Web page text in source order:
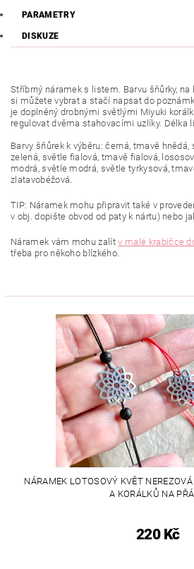
PARAMETRY
DISKUZE
Stříbrný náramek s listem. Barvu šňůrky, na
si můžete vybrat a stačí napsat do
je doplněný drobnými světlými Miyuki
regulovat dvěma stahovacími uzlíky. Délka
Barvy šňůrek k výběru:černá, tmavě hnědá,
zelená, světle fialová, tmavě fialová,
modrá, světle modrá, světle tyrkysová,
zlatavobéžová.
TIP: Náramek mohu připravit také v
v obj. dopište obvod od paty k nártu) nebo
Náramek vám mohu zalítv malé krabičce
třeba pro někoho blízkého.
NÁRAMEK LOTOSOVÝ KVĚT
A KORÁLKŮ NA
220 Kč